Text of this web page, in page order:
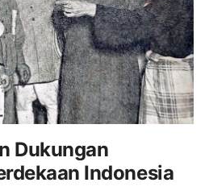
Dukungan
Indonesia